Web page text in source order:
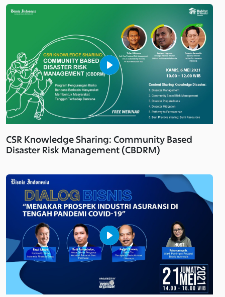
CSR Knowledge Sharing: Community Based
Disaster Risk Management (CBDRM)